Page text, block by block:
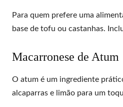
Para quem prefere uma
base de tofu ou castanhas.
Macarronese de Atum
O atum é um ingrediente
alcaparras e limão para um